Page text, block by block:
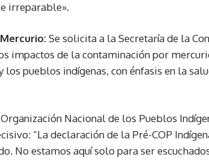
irreparable».
Se solicita a la Secretaría de la
impactos de la contaminación por
los pueblos indígenas, con énfasis en la
Nacional de los Pueblos
“La declaración de la Pré-COP
No estamos aquí solo para ser